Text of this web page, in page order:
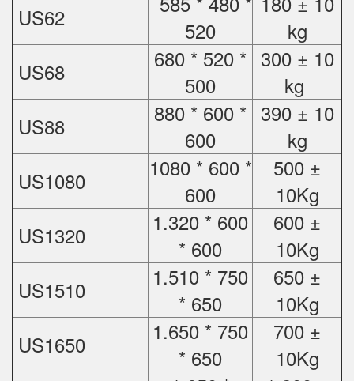
US62
520
kg
US68
680 * 520 *
500
300 ± 10
kg
US88
880 * 600 *
600
390 ± 10
kg
US1080
1080 * 600 *
600
500 ±
10Kg
US1320
1.320 * 600
* 600
600 ±
10Kg
US1510
1.510 * 750
* 650
650 ±
10Kg
US1650
1.650 * 750
* 650
700 ±
10Kg